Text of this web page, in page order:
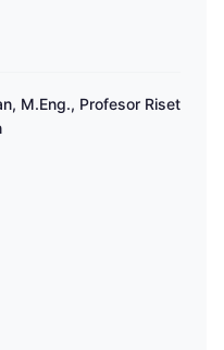
M.Eng., Profesor Riset